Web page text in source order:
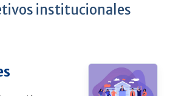
institucionales